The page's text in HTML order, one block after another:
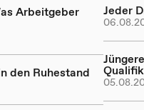
Arbeitgeber
den Ruhestand
Jeder